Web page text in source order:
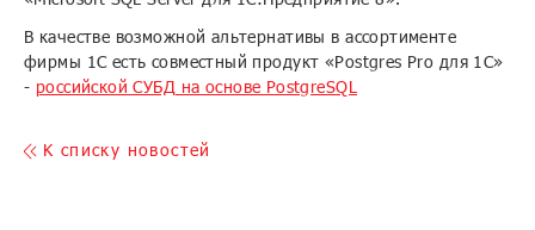
В качестве возможной альтернативы в ассортименте
фирмы 1С есть совместный продукт «Postgres Pro для 1С»
- российской СУБД на основе PostgreSQL
K списку новостей